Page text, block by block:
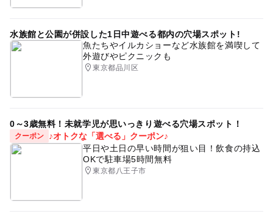
水族館と公園が併設した1日中遊べる都内の穴場スポット!
魚たちやイルカショーなど水族館を満喫して
外遊びやピクニックも
東京都品川区
0～3歳無料！未就学児が思いっきり遊べる穴場スポット！
クーポン
♪オトクな「選べる」クーポン♪
平日や土日の早い時間が狙い目！飲食の持込
OKで駐車場5時間無料
東京都八王子市